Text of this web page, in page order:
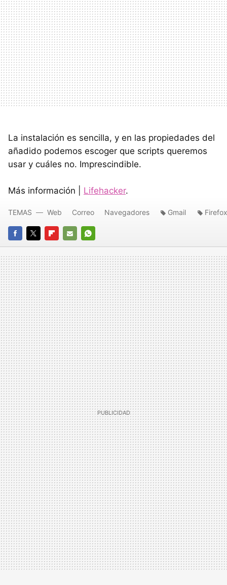
La instalación es sencilla, y en las propiedades del
añadido podemos escoger que scripts queremos
usar y cuáles no. Imprescindible.
Más información | Lifehacker.
FACEBOOK
TWITTERFLIPBOARD
E-
MAIL
WHATSAPP
TEMAS Web Correo Navegadores Gmail Firefox